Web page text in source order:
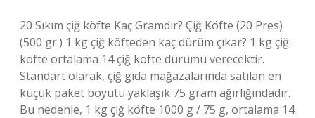
20 Sıkım çiğ köfte Kaç Gramdır? Çiğ Köfte (20 Pres)
(500 gr.) 1 kg çiğ köfteden kaç dürüm çıkar? 1 kg çiğ
köfte ortalama 14 çiğ köfte dürümü verecektir.
Standart olarak, çiğ gıda mağazalarında satılan en
küçük paket boyutu yaklaşık 75 gram ağırlığındadır.
Bu nedenle, 1 kg çiğ köfte 1000 g / 75 g, ortalama 14